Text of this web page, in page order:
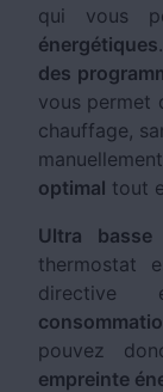
qui vous
énergétiques
des
vous permet
chauffage,
optimal tout
Ultra
thermostat
directive
pouvez
empreinte